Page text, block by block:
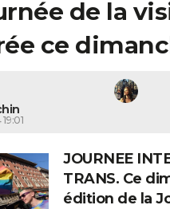
de la
ce
JOURNEE
TRANS. Ce
édition de la